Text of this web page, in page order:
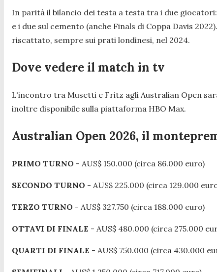
In parità il bilancio dei testa a testa tra i due
e i due sul cemento (anche Finals di Coppa Davis
riscattato, sempre sui prati londinesi, nel 2024.
Dove vedere il match in tv
L'incontro tra Musetti e Fritz agli Australian Open
inoltre disponibile sulla piattaforma HBO Max.
Australian Open 2026, il
PRIMO TURNO - AUS$ 150.000 (circa 86.000 euro)
SECONDO TURNO - AUS$ 225.000 (circa 129.000
TERZO TURNO - AUS$ 327.750 (circa 188.000 euro)
OTTAVI DI FINALE - AUS$ 480.000 (circa 275.000
QUARTI DI FINALE - AUS$ 750.000 (circa 430.000